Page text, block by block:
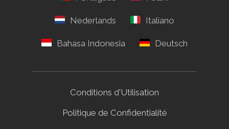
Conditions d'Utilisation
Politique de Confidentialité